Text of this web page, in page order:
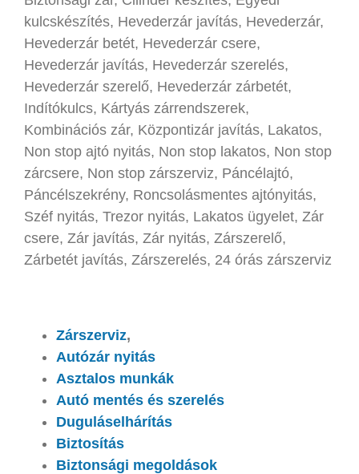
kulcskészítés, Hevederzár javítás, Hevederzár,
Hevederzár betét, Hevederzár csere,
Hevederzár javítás, Hevederzár szerelés,
Hevederzár szerelő, Hevederzár zárbetét,
Indítókulcs, Kártyás zárrendszerek,
Kombinációs zár, Központizár javítás, Lakatos,
Non stop ajtó nyitás, Non stop lakatos, Non stop
zárcsere, Non stop zárszerviz, Páncélajtó,
Páncélszekrény, Roncsolásmentes ajtónyitás,
Széf nyitás, Trezor nyitás, Lakatos ügyelet, Zár
csere, Zár javítás, Zár nyitás, Zárszerelő,
Zárbetét javítás, Zárszerelés, 24 órás zárszerviz
Zárszerviz,
Autózár nyitás
Asztalos munkák
Autó mentés és szerelés
Duguláselhárítás
Biztosítás
Biztonsági megoldások